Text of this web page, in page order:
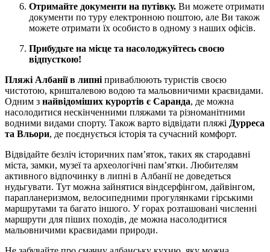
Отримайте документи на путівку. Ви можете отримати
документи по туру електронною поштою, але Ви також
можете отримати їх особисто в одному з наших офісів.
Прибудьте на місце та насолоджуйтесь своєю
відпусткою!
Пляжі Албанії в липні приваблюють туристів своєю
чистотою, кришталевою водою та мальовничими краєвидами.
Одним з найвідоміших курортів є Саранда, де можна
насолодитися нескінченними пляжами та різноманітними
водними видами спорту. Також варто відвідати пляжі Дурреса
та Вльори, де поєднується історія та сучасний комфорт.
Відвідайте безліч історичних пам’яток, таких як стародавні
міста, замки, музеї та археологічні пам’ятки. Любителям
активного відпочинку в липні в Албанії не доведеться
нудьгувати. Тут можна зайнятися віндсерфінгом, дайвінгом,
парапланеризмом, велосипедними прогулянками гірськими
маршрутами та багато іншого. У горах розташовані численні
маршрути для піших походів, де можна насолодитися
мальовничими краєвидами природи.